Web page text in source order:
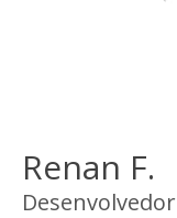
Renan F.